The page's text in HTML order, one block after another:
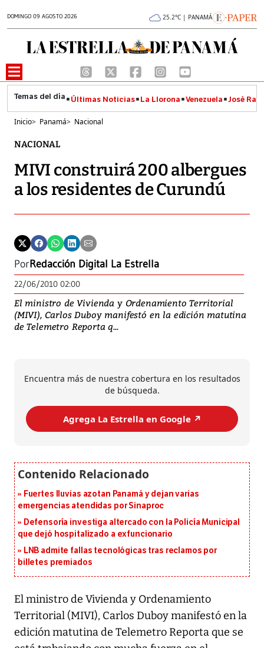
DOMINGO 09 AGOSTO 2026 25.2°C | PANAMÁ
Últimas Noticias La Llorona Venezuela José
Inicio> Panamá> Nacional
NACIONAL
MIVI construirá 200 albergues
a los residentes de Curundú
PorRedacción Digital La Estrella
22/06/2010 02:00
El ministro de Vivienda y Ordenamiento Territorial
(MIVI), Carlos Duboy manifestó en la edición matutina
de Telemetro Reporta q...
Encuentra más de nuestra cobertura en los resultados
de búsqueda.
Agrega La Estrella en Google ↗️
Fuertes lluvias azotan Panamá y dejan varias
emergencias atendidas por Sinaproc
Defensoría investiga altercado con la Policía Municipal
que dejó hospitalizado a exfuncionario
LNB admite fallas tecnológicas tras reclamos por
billetes premiados
El ministro de Vivienda y Ordenamiento
Territorial (MIVI), Carlos Duboy manifestó en la
edición matutina de Telemetro Reporta que se